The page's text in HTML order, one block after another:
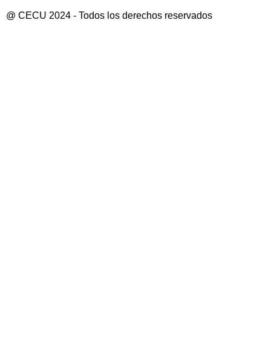
@ CECU 2024 - Todos los derechos reservados